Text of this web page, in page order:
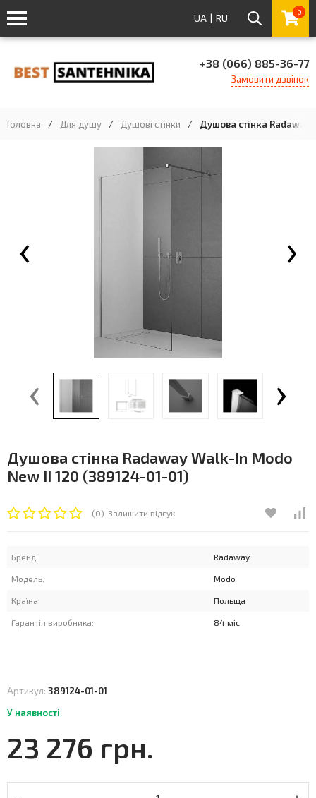
UA | RU 0
+38 (066) 885-36-77
Замовити дзвінок
Головна / Для душу / Душові стінки / Душова стінка Radaway
‹ ›
‹ ›
Душова стінка Radaway Walk-In Modo
New II 120 (389124-01-01)
(0) Залишити відгук
Бренд: Radaway
Модель: Modo
Країна: Польща
Гарантія виробника: 84 міс
Артикул: 389124-01-01
У наявності
23 276 грн.